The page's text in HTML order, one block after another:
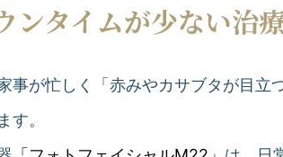
ンタイムが少ない治
事が忙しく「赤みやカサブタが目立
す。